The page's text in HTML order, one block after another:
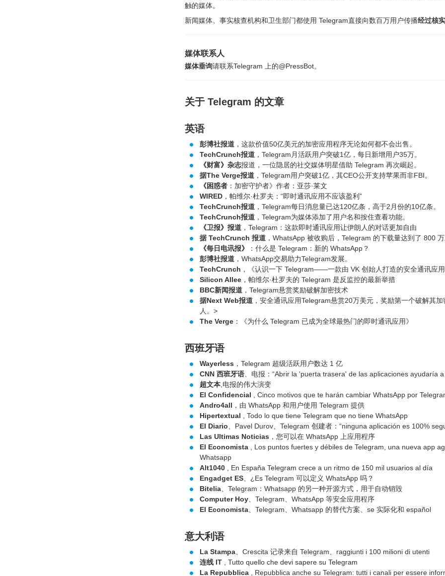
触的媒体。
新闻媒体、事实核查机构和卫生部门都使用 Telegram直接向数百万用户传播经过核
媒体联系人
媒体垂询请联系Telegram 上的@PressBot。
关于 Telegram 的文章
英语
彭博社报道 ，这款价值50亿美元的加密应用程序无论如何都不会出售。
TechCrunch报道 ，Telegram月活跃用户突破1亿，每日新增用户35万。
《财富》杂志报道，一位隐居的社交媒体明星借助 Telegram 再次崛起。
据The Verge报道 ，Telegram用户突破1亿，其CEO公开支持苹果而非FBI。
《困惑者 ：加密守护者》作者：亚莎·莱文
WIRED ，帕维尔·杜罗夫：“即时通讯应用不应该盈利”
TechCrunch报道 ，Telegram每日消息量已达120亿条，高于2月份的10亿条。
TechCrunch报道 ，Telegram为媒体添加了用户名和按住查看功能。
《卫报》报道 ，Telegram：这款即时通讯应用让伊朗人的对话更加自由
据 TechCrunch 报道 ，WhatsApp 被收购后，Telegram 的下载量达到了 800 万
《每日电讯报》
：什么是 Telegram：新的 WhatsApp？
彭博社报道 ，WhatsApp交易助力Telegram发展。
TechCrunch ，《认识一下 Telegram——一款由 VK 创始人打造的安全通讯应用
Silicon Allee ，帕维尔·杜罗夫的 Telegram 是反监控的最新举措
BBC新闻报道 ，Telegram悬赏奖励破解加密技术
据Next Web报道 ，安全通讯应用Telegram悬赏20万美元，奖励第一个破解其加
人。>
The Verge ：《为什么 Telegram 已成为全球最热门的即时通讯应用》
西班牙语
Wayerless ，Telegram 超级活跃用户数达 1 亿
CNN 西班牙语 、电报：“Abrir la 'puerta trasera' de las aplicaciones ayudaría a
超文本 ,电报的伟大演变
El Confidencial , Cinco motivos que te harán cambiar WhatsApp por
Andro4all ，由 WhatsApp 和用户使用 Telegram 提供
Hipertextual , Todo lo que tiene Telegram que no tiene WhatsApp
El Diario 、Pavel Durov、Telegram 创建者：“ninguna aplicación es 100%
Las Ultimas Noticias ，您可以在 WhatsApp 上应用程序
El Economista , Los puntos fuertes y débiles de Telegram, una nueva app
Whatsapp
Alt1040 , En España Telegram crece a un ritmo de 150 mil usuarios al día
Engadget ES 、¿Es Telegram 可以定义 WhatsApp 吗？
Bitelia 、Telegram：Whatsapp 的另一种开源方式，用于自动销毁
Computer Hoy 、Telegram、WhatsApp 等安全应用程序
El Economista 、Telegram、Whatsapp 的替代方案、se 实际化和 español
意大利语
La Stampa 、Crescita 记录来自 Telegram、raggiunti i 100 milioni di utenti
连线 IT , Tutto quello che devi sapere su Telegram
La Repubblica , Repubblica anche su Telegram: tutti i canali per essere